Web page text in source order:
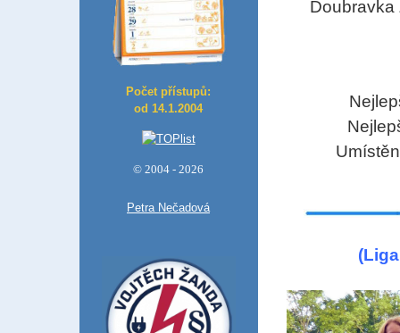
Počet přístupů:
od 14.1.2004
© 2004 - 2026
Petra Nečadová
Doubravka
U